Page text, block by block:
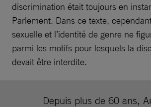
discrimination était toujours en
Parlement. Dans ce texte,
sexuelle et l’identité de genre ne
parmi les motifs pour lesquels la
devait être interdite.
Depuis plus de 60 ans,